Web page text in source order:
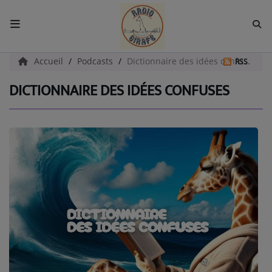
ACCUEIL
Radio
EQUIPES
EVÈNEMENTS
Podcast
UN HAVRE DE CULTURE
PAROLES D'ENTREPRENEURS
Accueil Podcasts Dictionnaire des idées confuses
RSS
DICTIONNAIRE DES IDÉES CONFUSES